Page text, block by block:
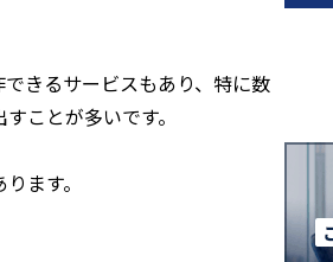
きるサービスもあり、特に数
ことが多いです。
ます。